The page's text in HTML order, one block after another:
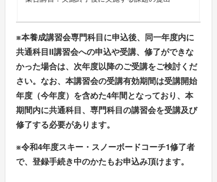
※本養成講習会専門科目に申込後、同一年度内に
共通科目Ⅱ講習会への申込や受講、修了ができな
かった場合は、次年度以降のご受講をご検討くだ
さい。なお、本講習会の受講有効期間は受講開始
年度（今年度）を含めた4年間となっており、本
期間内に共通科目、専門科目の講習会を受講及び
修了する必要があります。
※令和4年度スキー・スノーボードコーチ1修了者
で、登録手続き中のかたもお申込み頂けます。